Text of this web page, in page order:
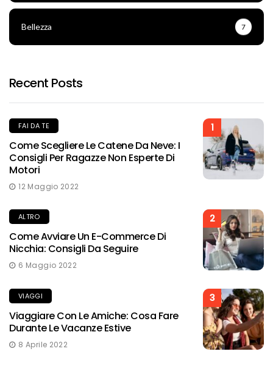
Bellezza 7
Recent Posts
1
FAI DA TE
Come Scegliere Le Catene Da Neve: I
Consigli Per Ragazze Non Esperte Di
Motori
12 Maggio 2022
2
ALTRO
Come Avviare Un E-Commerce Di
Nicchia: Consigli Da Seguire
6 Maggio 2022
3
VIAGGI
Viaggiare Con Le Amiche: Cosa Fare
Durante Le Vacanze Estive
8 Aprile 2022